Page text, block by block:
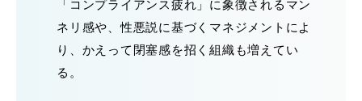
「コンプライアンス疲れ」に象徴されるマン
ネリ感や、性悪説に基づくマネジメントによ
り、かえって閉塞感を招く組織も増えてい
る。